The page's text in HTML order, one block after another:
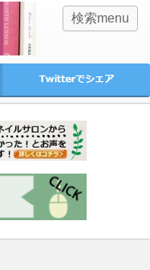
検索menu